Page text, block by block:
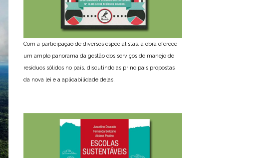
Com a participação de diversos especialistas, a obra oferece
um amplo panorama da gestão dos serviços de manejo de
resíduos sólidos no país, discutindo as principais propostas
da nova lei e a aplicabilidade delas.